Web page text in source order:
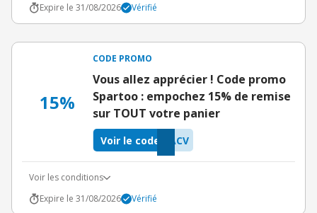
Expire le 31/08/2026
Vérifié
15%
CODE PROMO
Vous allez apprécier ! Code promo
Spartoo : empochez 15% de remise
sur TOUT votre panier
ACV
Voir le code
Voir les conditions
Expire le 31/08/2026
Vérifié